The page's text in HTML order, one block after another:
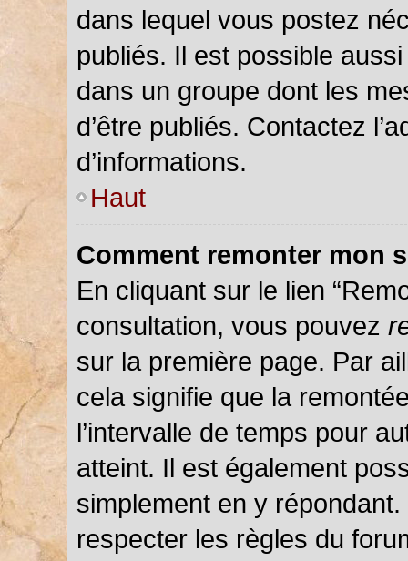
dans lequel vous postez
publiés. Il est possible
dans un groupe dont les
d’être publiés. Contactez
d’informations.
Haut
Comment remonter mon
En cliquant sur le lien
consultation, vous pouvez
sur la première page. Par
cela signifie que la
l’intervalle de temps pour
atteint. Il est également
simplement en y
respecter les règles du